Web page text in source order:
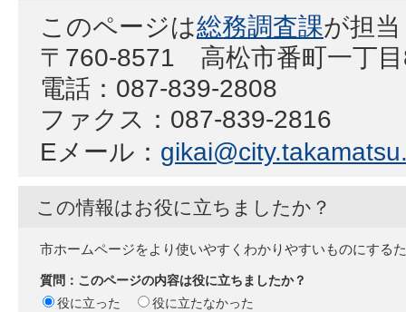
このページは総務調査課が担
〒760-8571 高松市番町一丁
電話：087-839-2808
ファクス：087-839-2816
Eメール：
この情報はお役に立ちましたか？
市ホームページをより使いやすくわかりやすいものにする
質問：このページの内容は役に立ちましたか？
役に立った
役に立たなかった